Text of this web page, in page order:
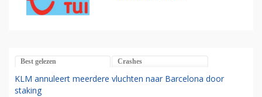
Best gelezen Crashes
KLM annuleert meerdere vluchten naar Barcelona door
staking